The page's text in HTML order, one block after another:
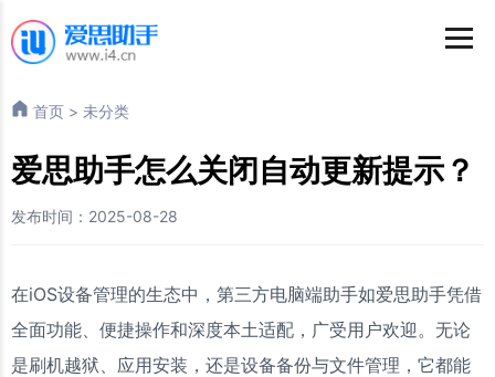
首页 > 未分类
爱思助手怎么关闭自动更新提示？
发布时间：2025-08-28
在iOS设备管理的生态中，第三方电脑端助手如爱思助手凭借
全面功能、便捷操作和深度本土适配，广受用户欢迎。无论
是刷机越狱、应用安装，还是设备备份与文件管理，它都能